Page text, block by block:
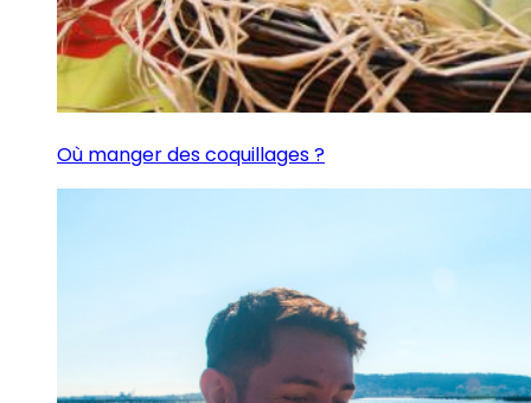
Où manger des coquillages ?